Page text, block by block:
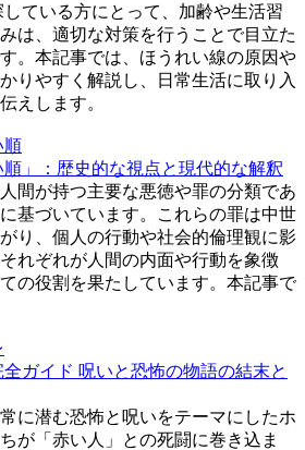
ている方にとって、加齢や生活習
は、適切な対策を行うことで目立た
。本記事では、ほうれい線の原因や
りやすく解説し、日常生活に取り入
えします。
順」：歴史的な視点と現代的な解釈
間が持つ主要な悪徳や罪の分類であ
基づいています。これらの罪は中世
り、個人の行動や社会的倫理観に影
れぞれが人間の内面や行動を象徴
の役割を果たしています。本記事で
ガイド 呪いと恐怖の物語の結末と
に潜む恐怖と呪いをテーマにしたホ
が「赤い人」との死闘に巻き込ま